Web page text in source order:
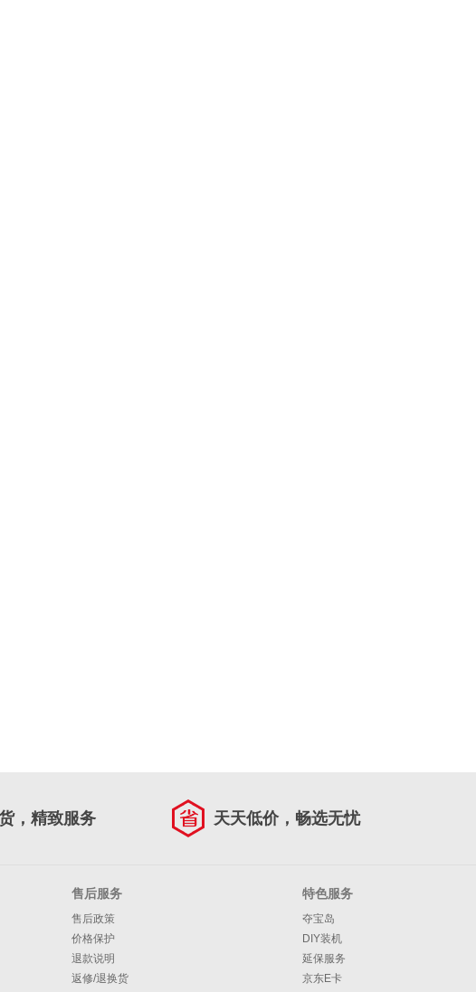
，精致服务 天天低价，畅选无忧
售后服务
售后政策
价格保护
退款说明
返修/退换货
特色服务
夺宝岛
DIY装机
延保服务
京东E卡